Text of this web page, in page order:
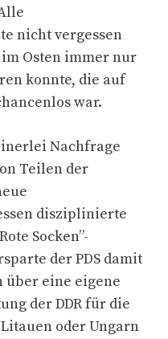
nicht vergessen
im Osten immer nur
konnte, die auf
war.
Nachfrage
Teilen der
disziplinierte
Socken”-
der PDS damit
über eine eigene
der DDR für die
oder Ungarn